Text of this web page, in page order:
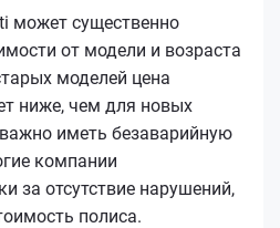
может существенно
от модели и возраста
моделей цена
ниже, чем для новых
иметь безаварийную
компании
за отсутствие нарушений,
полиса.